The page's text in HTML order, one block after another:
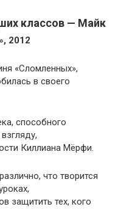
классов — Майк
2012
«Сломленных»,
в своего
способного
Киллиана Мёрфи.
что творится
защитить тех, кого